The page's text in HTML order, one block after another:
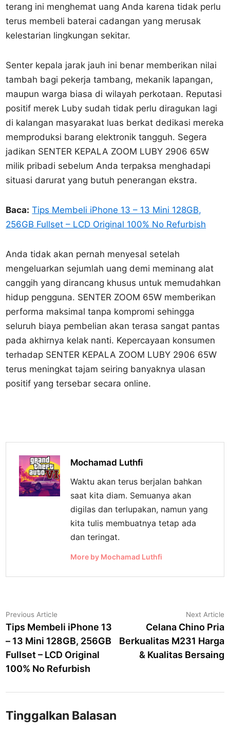
terang ini menghemat uang Anda karena tidak perlu
terus membeli baterai cadangan yang merusak
kelestarian lingkungan sekitar.
Senter kepala jarak jauh ini benar memberikan nilai
tambah bagi pekerja tambang, mekanik lapangan,
maupun warga biasa di wilayah perkotaan. Reputasi
positif merek Luby sudah tidak perlu diragukan lagi
di kalangan masyarakat luas berkat dedikasi mereka
memproduksi barang elektronik tangguh. Segera
jadikan SENTER KEPALA ZOOM LUBY 2906 65W
milik pribadi sebelum Anda terpaksa menghadapi
situasi darurat yang butuh penerangan ekstra.
Baca: Tips Membeli iPhone 13 – 13 Mini 128GB,
256GB Fullset – LCD Original 100% No Refurbish
Anda tidak akan pernah menyesal setelah
mengeluarkan sejumlah uang demi meminang alat
canggih yang dirancang khusus untuk memudahkan
hidup pengguna. SENTER ZOOM 65W memberikan
performa maksimal tanpa kompromi sehingga
seluruh biaya pembelian akan terasa sangat pantas
pada akhirnya kelak nanti. Kepercayaan konsumen
terhadap SENTER KEPALA ZOOM LUBY 2906 65W
terus meningkat tajam seiring banyaknya ulasan
positif yang tersebar secara online.
Mochamad Luthfi
Waktu akan terus berjalan bahkan
saat kita diam. Semuanya akan
digilas dan terlupakan, namun yang
kita tulis membuatnya tetap ada
dan teringat.
More by Mochamad Luthfi
Navigasi
pos
Previous Article
article:
Tips Membeli iPhone 13
– 13 Mini 128GB, 256GB
Fullset – LCD Original
100% No Refurbish
Next Article
Celana Chino Pria
Berkualitas M231 Harga
& Kualitas Bersaing
Tinggalkan Balasan